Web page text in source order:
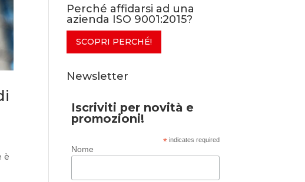
è
Perché affidarsi ad una
azienda ISO 9001:2015?
SCOPRI PERCHÉ!
Newsletter
Iscriviti per novità e
promozioni!
* indicates required
Nome